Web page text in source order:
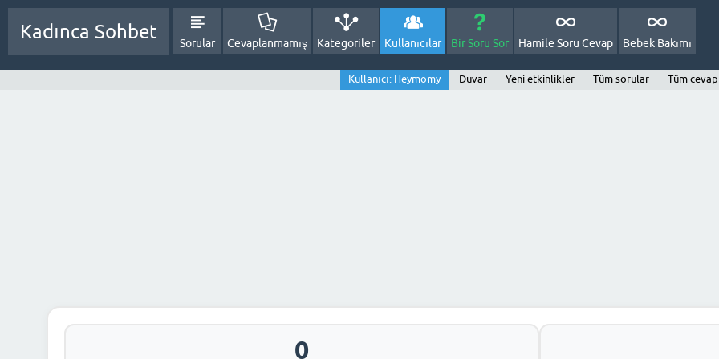
Kadınca Sohbet
Sorular Cevaplanmamış Kategoriler Kullanıcılar Bir Soru Sor Hamile Soru Cevap Bebek Bakımı
Kullanıcı: Heymomy Duvar Yeni etkinlikler Tüm sorular Tüm
0